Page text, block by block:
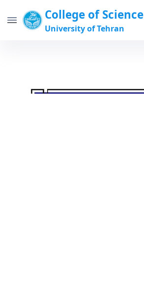
College of Science
University of Tehran